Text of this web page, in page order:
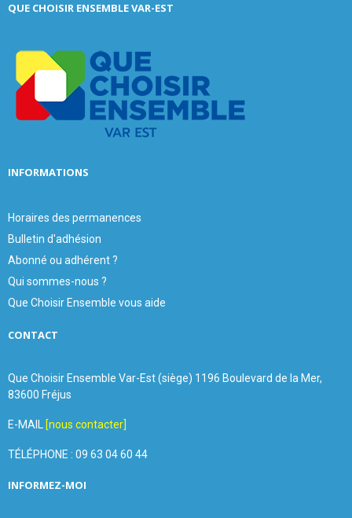
h
QUE CHOISIR ENSEMBLE VAR-EST
INFORMATIONS
Horaires des permanences
Bulletin d'adhésion
Abonné ou adhérent ?
Qui sommes-nous ?
Que Choisir Ensemble vous aide
CONTACT
Que Choisir Ensemble Var-Est (siège) 1196 Boulevard de la Mer,
83600 Fréjus
E-MAIL [nous contacter]
TÉLÉPHONE : 09 63 04 60 44
INFORMEZ-MOI